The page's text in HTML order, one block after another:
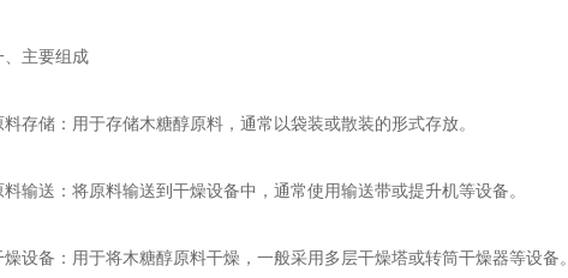
主要组成
储：用于存储木糖醇原料，通常以袋装或散装的形式存放。
送：将原料输送到干燥设备中，通常使用输送带或提升机等设备。
备：用于将木糖醇原料干燥，一般采用多层干燥塔或转筒干燥器等设备。